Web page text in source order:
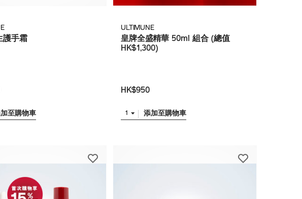
護手霜
至購物車
ULTIMUNE
皇牌全盛精華 50ml 組合 (總值
HK$1,300)
HK$950
1 添加至購物車